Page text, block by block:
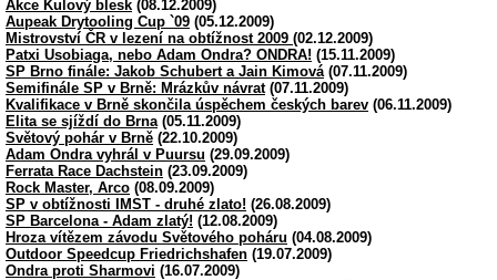
Akce Kulový blesk (08.12.2009)
Aupeak Drytooling Cup `09 (05.12.2009)
Mistrovství ČR v lezení na obtížnost 2009 (02.12.2009)
Patxi Usobiaga, nebo Adam Ondra? ONDRA! (15.11.2009)
SP Brno finále: Jakob Schubert a Jain Kimová(07.11.2009)
Semifinále SP v Brně: Mrázkův návrat(07.11.2009)
Kvalifikace v Brně skončila úspěchem českých barev (06.11.2009)
Elita se sjíždí do Brna(05.11.2009)
Světový pohár v Brně (22.10.2009)
Adam Ondra vyhrál v Puursu (29.09.2009)
Ferrata Race Dachstein (23.09.2009)
Rock Master, Arco (08.09.2009)
SP v obtížnosti IMST - druhé zlato! (26.08.2009)
SP Barcelona - Adam zlatý! (12.08.2009)
Hroza vítězem závodu Světového poháru (04.08.2009)
Outdoor Speedcup Friedrichshafen (19.07.2009)
Ondra proti Sharmovi (16.07.2009)